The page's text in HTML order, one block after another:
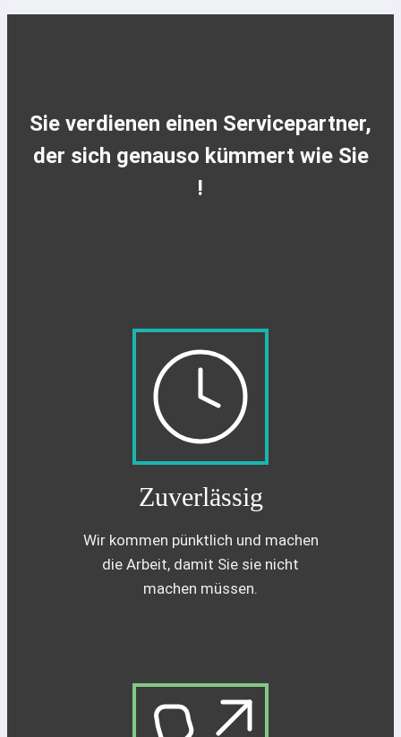
Sie verdienen einen Servicepartner,
der sich genauso kümmert wie Sie
!
Zuverlässig
Wir kommen pünktlich und machen
die Arbeit, damit Sie sie nicht
machen müssen.